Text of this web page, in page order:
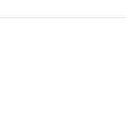
プでもOKです。